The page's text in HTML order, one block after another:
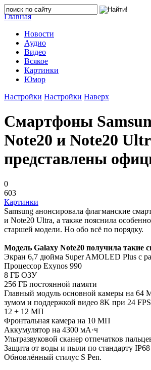
Главная
Новости
Аудио
Видео
Всякое
Картинки
Юмор
Настройки Настройки Наверх
Смартфоны
Note20 и Note20
представлены
0
603
Картинки
Samsung анонсировала флагманские
и Note20 Ultra, а также пояснила
старшей модели. Но обо всё по порядку.
Модель Galaxy Note20 получила такие
Экран 6,7 дюйма Super AMOLED Plus с
Процессор Exynos 990
8 ГБ ОЗУ
256 ГБ постоянной памяти
Главный модуль основной камеры на 64
зумом и поддержкой видео 8K при 24
12 + 12 МП
Фронтальная камера на 10 МП
Аккумулятор на 4300 мА·ч
Ультразвуковой сканер отпечатков
Защита от воды и пыли по стандарту IP68
Обновлённый стилус S Pen.